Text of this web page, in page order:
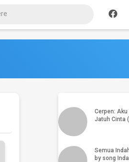
PSK Artis:
Cerpen:
Jatuh Cinta
Semua
by song